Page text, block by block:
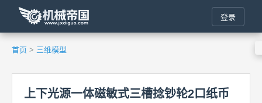
登录
首页 > 三维模型
上下光源一体磁敏式三槽捻钞轮2口纸币